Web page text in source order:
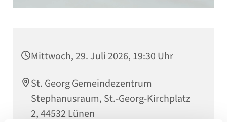
Mittwoch, 29. Juli 2026, 19:30 Uhr
St. Georg Gemeindezentrum
Stephanusraum, St.-Georg-Kirchplatz
2, 44532 Lünen